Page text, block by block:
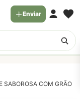
Enviar
SABOROSA COM GRÃO